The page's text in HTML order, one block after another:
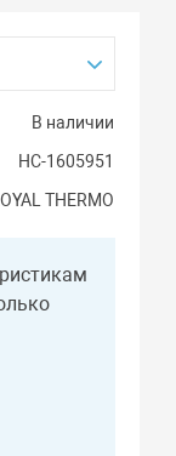
В наличии
НС-1605951
THERMO